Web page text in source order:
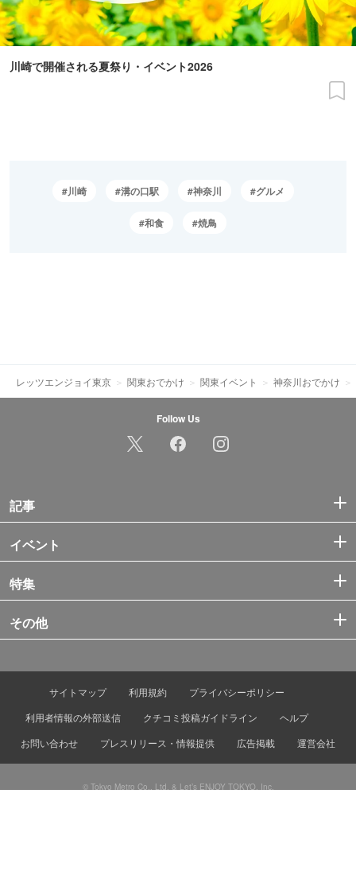
川崎で開催される夏祭り・イベント2026
川崎 溝の口駅 神奈川 グルメ
和食 焼鳥
レッツエンジョイ東京 関東おでかけ 関東イベント 神奈川おでかけ
Follow Us
記事
イベント
特集
その他
サイトマップ 利用規約
プライバシーポリシー
利用者情報の外部送信
クチコミ投稿ガイドライン
ヘルプ
お問い合わせ
プレスリリース・情報提供 広告掲載 運営会社
© Tokyo Metro Co., Ltd. & Let’s ENJOY TOKYO, Inc.